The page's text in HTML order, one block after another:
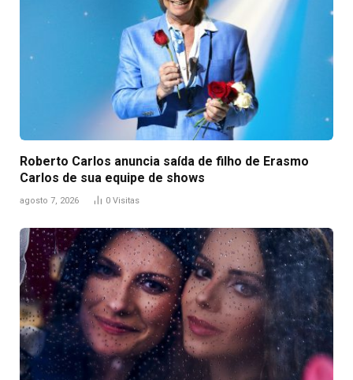
Roberto Carlos anuncia saída de filho de Erasmo
Carlos de sua equipe de shows
agosto 7, 2026 0 Visitas